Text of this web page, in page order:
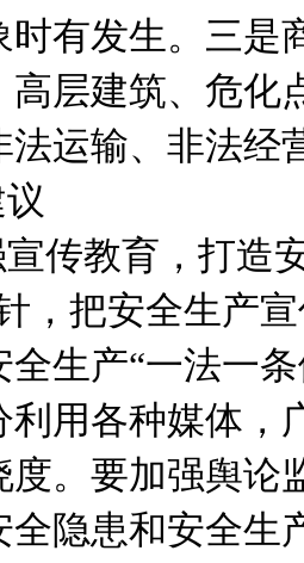
时有发生。三是
高层建筑、危化
法运输、非法经
宣传教育，打
，把安全生产
生产“一法一
利用各种媒体，
度。要加强舆论
全隐患和安全生